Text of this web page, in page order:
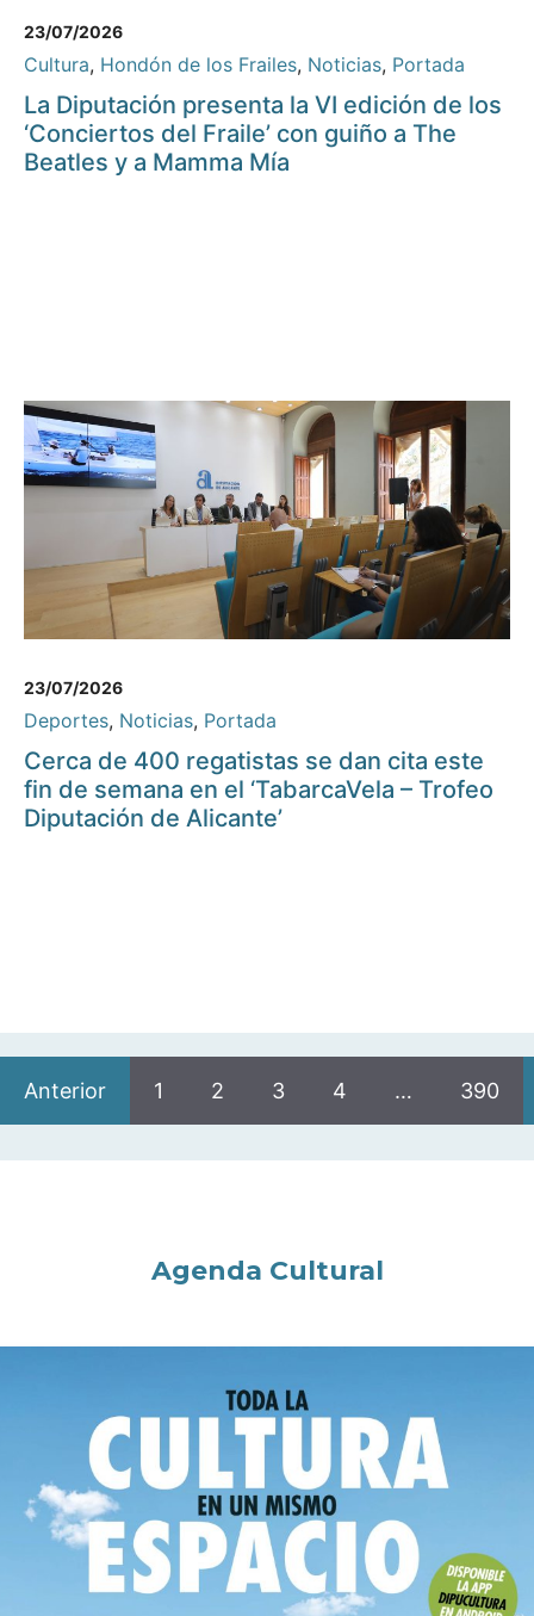
23/07/2026
Cultura, Hondón de los Frailes, Noticias, Portada
La Diputación presenta la VI edición de los
‘Conciertos del Fraile’ con guiño a The
Beatles y a Mamma Mía
23/07/2026
Deportes, Noticias, Portada
Cerca de 400 regatistas se dan cita este
fin de semana en el ‘TabarcaVela – Trofeo
Diputación de Alicante’
Anterior 1 2 3 4 … 390
Agenda Cultural